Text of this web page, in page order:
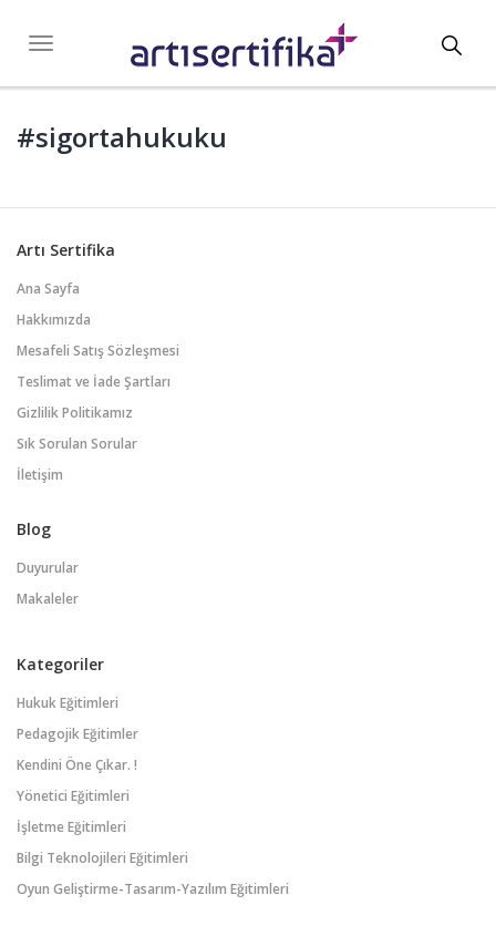
Toggle
#sigortahukuku
Artı Sertifika
Ana Sayfa
Hakkımızda
Mesafeli Satış Sözleşmesi
Teslimat ve İade Şartları
Gizlilik Politikamız
Sık Sorulan Sorular
İletişim
Blog
Duyurular
Makaleler
Kategoriler
Hukuk Eğitimleri
Pedagojik Eğitimler
Kendini Öne Çıkar. !
Yönetici Eğitimleri
İşletme Eğitimleri
Bilgi Teknolojileri Eğitimleri
Oyun Geliştirme-Tasarım-Yazılım Eğitimleri